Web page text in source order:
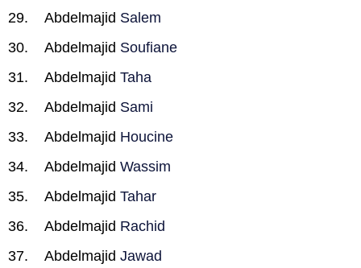
Abdelmajid Salem
Abdelmajid Soufiane
Abdelmajid Taha
Abdelmajid Sami
Abdelmajid Houcine
Abdelmajid Wassim
Abdelmajid Tahar
Abdelmajid Rachid
Abdelmajid Jawad